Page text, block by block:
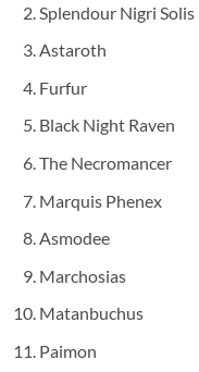
Splendour Nigri Solis
Astaroth
Furfur
Black Night Raven
The Necromancer
Marquis Phenex
Asmodee
Marchosias
Matanbuchus
Paimon